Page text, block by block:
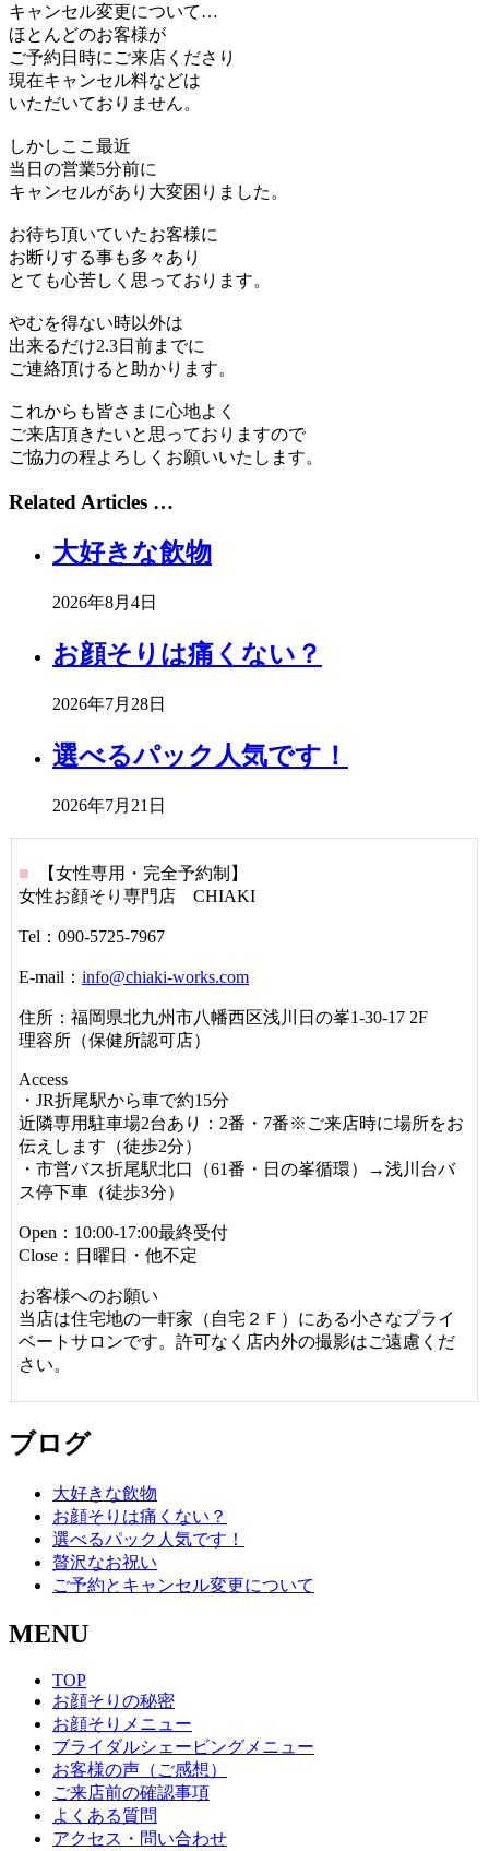
キャンセル変更について…
ほとんどのお客様が
ご予約日時にご来店くださり
現在キャンセル料などは
いただいておりません。
しかしここ最近
当日の営業5分前に
キャンセルがあり大変困りました。
お待ち頂いていたお客様に
お断りする事も多々あり
とても心苦しく思っております。
やむを得ない時以外は
出来るだけ2.3日前までに
ご連絡頂けると助かります。
これからも皆さまに心地よく
ご来店頂きたいと思っておりますので
ご協力の程よろしくお願いいたします。
Related Articles …
大好きな飲物
2026年8月4日
お顔そりは痛くない？
2026年7月28日
選べるパック人気です！
2026年7月21日
■
【女性専用・完全予約制】
女性お顔そり専門店 CHIAKI
Tel：090-5725-7967
E-mail： info@chiaki-works.com
住所：福岡県北九州市八幡西区浅川日の峯1-30-17 2F
理容所（保健所認可店）
Access
・JR折尾駅から車で約15分
近隣専用駐車場2台あり：2番・7番※ご来店時に場所をお
伝えします（徒歩2分）
・市営バス折尾駅北口（61番・日の峯循環）→浅川台バ
ス停下車（徒歩3分）
Open：10:00‐17:00最終受付
Close：日曜日・他不定
お客様へのお願い
当店は住宅地の一軒家（自宅２Ｆ）にある小さなプライ
ベートサロンです。許可なく店内外の撮影はご遠慮くだ
さい。
ブログ
大好きな飲物
お顔そりは痛くない？
選べるパック人気です！
贅沢なお祝い
ご予約とキャンセル変更について
MENU
TOP
お顔そりの秘密
お顔そりメニュー
ブライダルシェービングメニュー
お客様の声（ご感想）
ご来店前の確認事項
よくある質問
アクセス・問い合わせ